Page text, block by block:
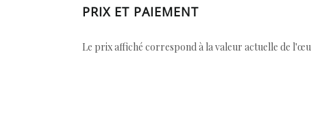
PRIX ET PAIEMENT
Le prix affiché correspond à la valeur actuelle de